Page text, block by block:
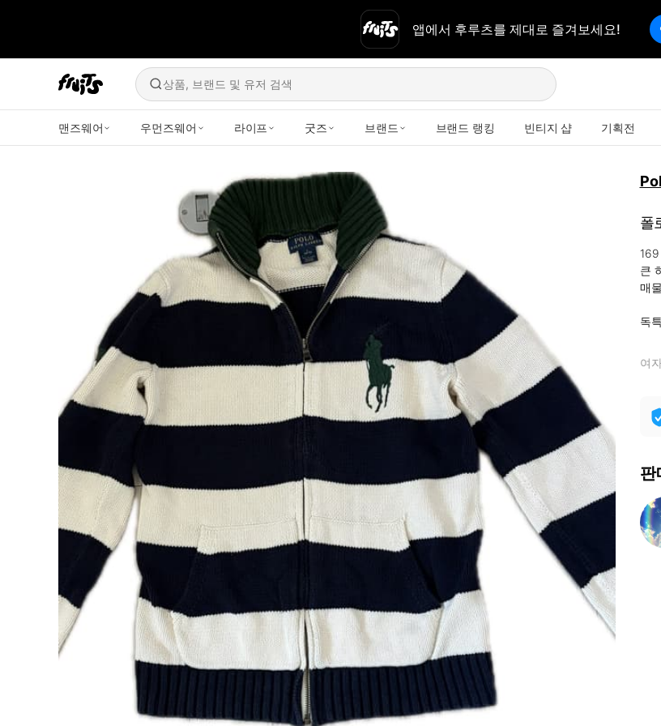
앱에서 후루츠를 제대로 즐겨보세요!
상품, 브랜드 및 유저 검색
맨즈웨어 우먼즈웨어 라이프 굿즈 브랜드 브랜드 랭킹 빈티지 샵 기획전
폴
큰
매
독
여
판